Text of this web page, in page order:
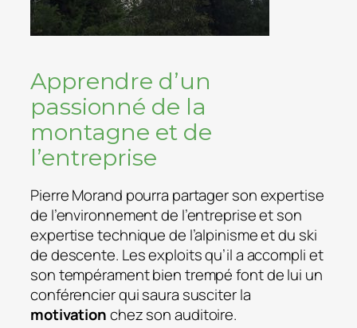
Apprendre d’un
passionné de la
montagne et de
l’entreprise
Pierre Morand pourra partager son expertise
de l’environnement de l’entreprise et son
expertise technique de l’alpinisme et du ski
de descente. Les exploits qu’il a accompli et
son tempérament bien trempé font de lui un
conférencier qui saura susciter la
motivationchez son auditoire.